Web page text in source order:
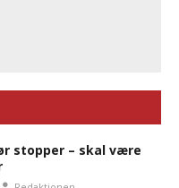
stopper – skal være